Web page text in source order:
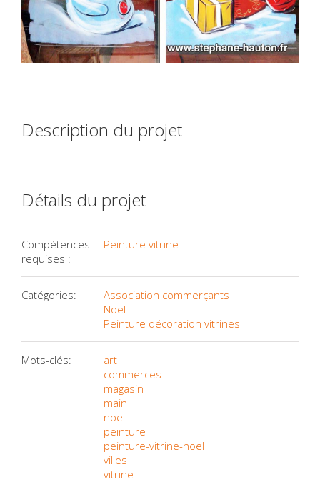
Description du projet
Détails du projet
Compétences
requises :
Peinture vitrine
Catégories:
Association commerçants
Noël
Peinture décoration vitrines
Mots-clés:
art
commerces
magasin
main
noel
peinture
peinture-vitrine-noel
villes
vitrine